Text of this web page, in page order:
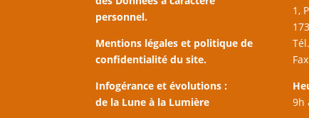
personnel.
Mentions légales et politique de
confidentialité du site.
Infogérance et évolutions :
de la Lune à la Lumière
1,
9h